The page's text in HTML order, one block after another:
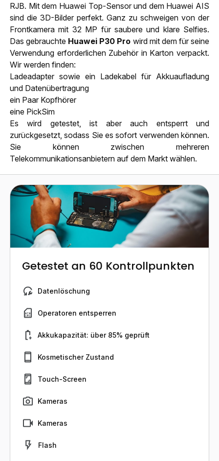
RJB. Mit dem Huawei Top-Sensor und dem Huawei AIS
sind die 3D-Bilder perfekt. Ganz zu schweigen von der
Frontkamera mit 32 MP für saubere und klare Selfies.
Das gebrauchte Huawei P30 Pro wird mit dem für seine
Verwendung erforderlichen Zubehör in Karton verpackt.
Wir werden finden:
Ladeadapter sowie ein Ladekabel für Akkuaufladung
und Datenübertragung
ein Paar Kopfhörer
eine PickSim
Es wird getestet, ist aber auch entsperrt und
zurückgesetzt, sodass Sie es sofort verwenden können.
Sie können zwischen mehreren
Telekommunikationsanbietern auf dem Markt wählen.
Getestet an 60 Kontrollpunkten
Datenlöschung
Operatoren entsperren
Akkukapazität: über 85% geprüft
Kosmetischer Zustand
Touch-Screen
Kameras
Kameras
Flash